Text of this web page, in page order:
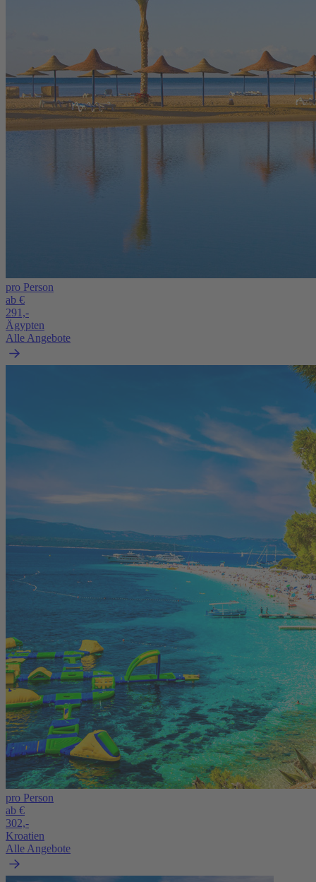
pro Person
ab €
291,-
Ägypten
Alle Angebote
pro Person
ab €
302,-
Kroatien
Alle Angebote